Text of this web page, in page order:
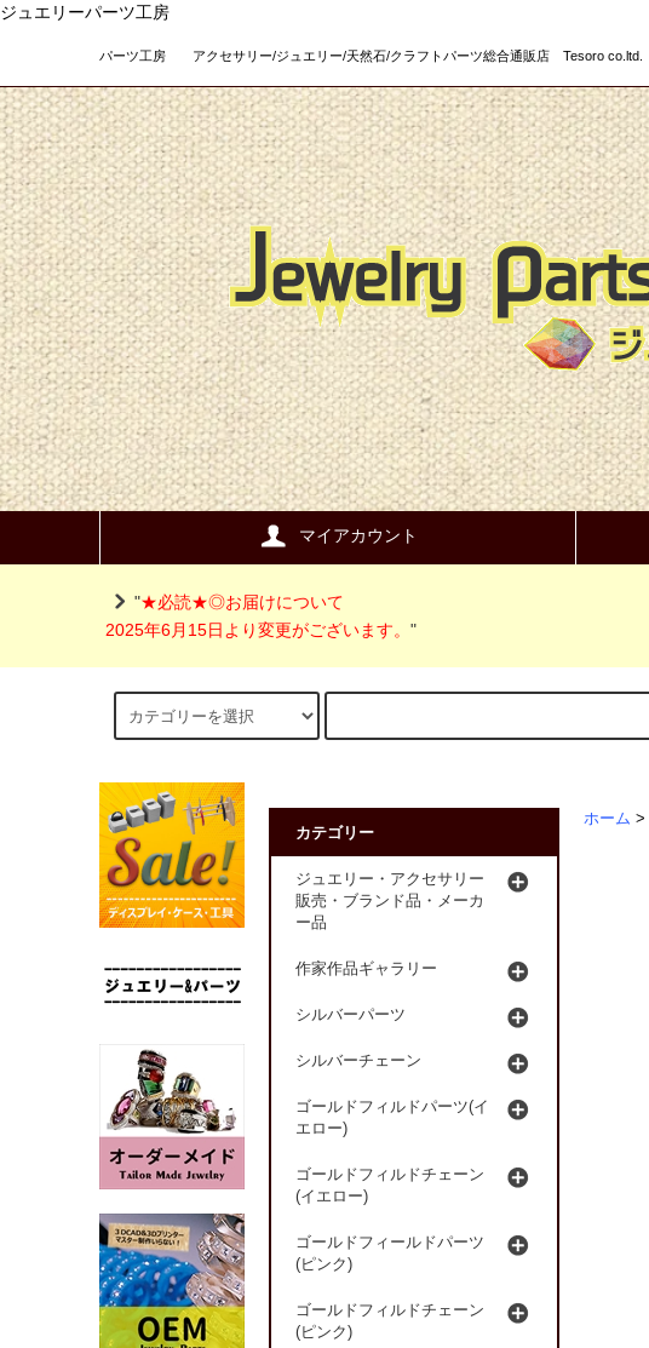
ジュエリーパーツ工房
パーツ工房 アクセサリー/ジュエリー/天然石/クラフトパーツ総合通販店 Tesoro co.ltd.
マイアカウント
"★必読★◎お届けについて
2025年6月15日より変更がございます。 "
ホーム >
カテゴリー
ジュエリー・アクセサリー
販売・ブランド品・メーカ
ー品
作家作品ギャラリー
シルバーパーツ
シルバーチェーン
ゴールドフィルドパーツ(イ
エロー)
ゴールドフィルドチェーン
(イエロー)
ゴールドフィールドパーツ
(ピンク)
ゴールドフィルドチェーン
(ピンク)